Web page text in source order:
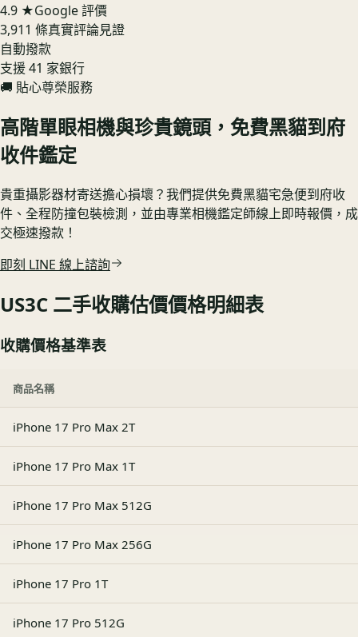
4.9 ★Google 評價
3,911 條真實評論見證
自動撥款
支援 41 家銀行
🚚 貼心尊榮服務
高階單眼相機與珍貴鏡頭，免費黑貓到府
收件鑑定
貴重攝影器材寄送擔心損壞？我們提供免費黑貓宅急便到府收
件、全程防撞包裝檢測，並由專業相機鑑定師線上即時報價，成
交極速撥款！
即刻 LINE 線上諮詢
US3C 二手收購估價價格明細表
收購價格基準表
商品名稱
iPhone 17 Pro Max 2T
iPhone 17 Pro Max 1T
iPhone 17 Pro Max 512G
iPhone 17 Pro Max 256G
iPhone 17 Pro 1T
iPhone 17 Pro 512G